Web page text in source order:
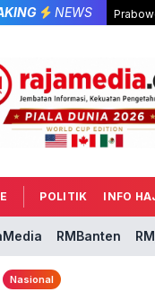
NEWS
POLITIK INFO
RMBanten
Nasional